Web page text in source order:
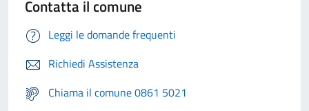
Contatta il comune
Leggi le domande frequenti
Richiedi Assistenza
Chiama il comune 0861 5021